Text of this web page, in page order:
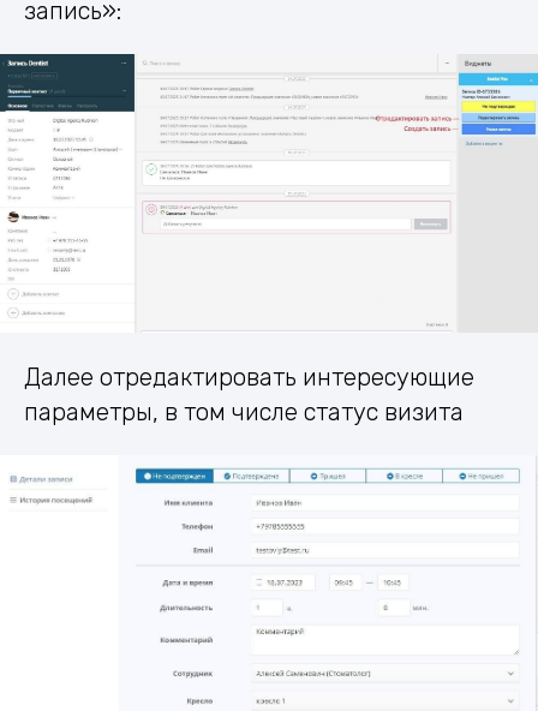
запись»:
Далее отредактировать интересующие
параметры, в том числе статус визита